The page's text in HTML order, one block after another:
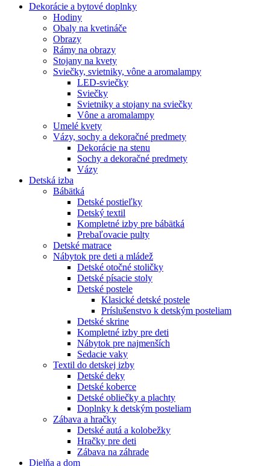
Dekorácie a bytové doplnky
Hodiny
Obaly na kvetináče
Obrazy
Rámy na obrazy
Stojany na kvety
Sviečky, svietniky, vône a aromalampy
LED-sviečky
Sviečky
Svietniky a stojany na sviečky
Vône a aromalampy
Umelé kvety
Vázy, sochy a dekoračné predmety
Dekorácie na stenu
Sochy a dekoračné predmety
Vázy
Detská izba
Bábätká
Detské postieľky
Detský textil
Kompletné izby pre bábätká
Prebaľovacie pulty
Detské matrace
Nábytok pre deti a mládež
Detské otočné stoličky
Detské písacie stoly
Detské postele
Klasické detské postele
Príslušenstvo k detským posteliam
Detské skrine
Kompletné izby pre deti
Nábytok pre najmenších
Sedacie vaky
Textil do detskej izby
Detské deky
Detské koberce
Detské obliečky a plachty
Doplnky k detským posteliam
Zábava a hračky
Detské autá a kolobežky
Hračky pre deti
Zábava na záhrade
Dielňa a dom